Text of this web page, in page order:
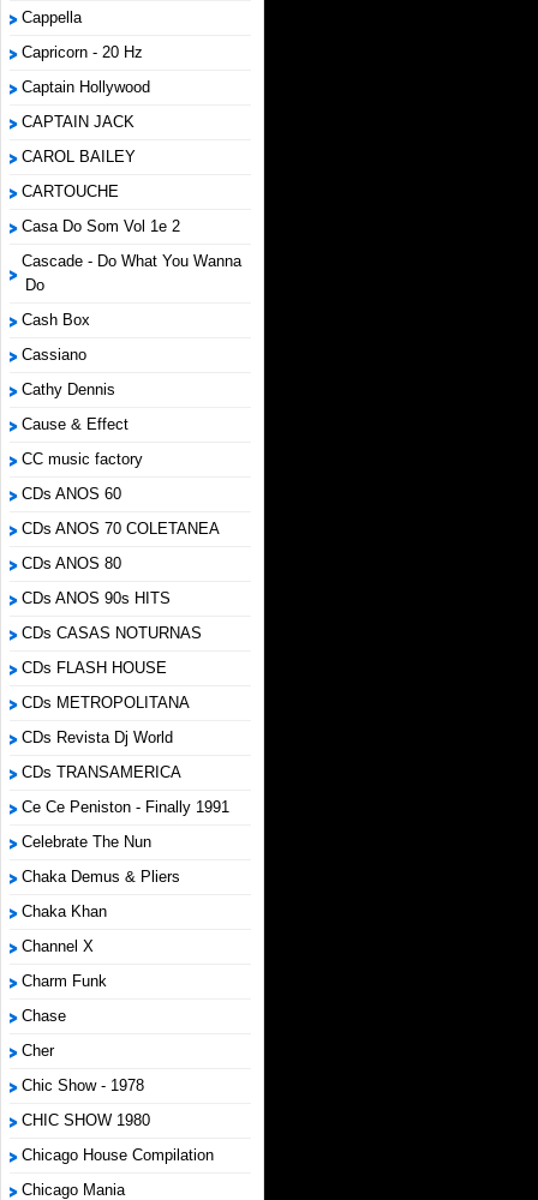
Cappella
Capricorn - 20 Hz
Captain Hollywood
CAPTAIN JACK
CAROL BAILEY
CARTOUCHE
Casa Do Som Vol 1e 2
Cascade - Do What You Wanna
Do
Cash Box
Cassiano
Cathy Dennis
Cause & Effect
CC music factory
CDs ANOS 60
CDs ANOS 70 COLETANEA
CDs ANOS 80
CDs ANOS 90s HITS
CDs CASAS NOTURNAS
CDs FLASH HOUSE
CDs METROPOLITANA
CDs Revista Dj World
CDs TRANSAMERICA
Ce Ce Peniston - Finally 1991
Celebrate The Nun
Chaka Demus & Pliers
Chaka Khan
Channel X
Charm Funk
Chase
Cher
Chic Show - 1978
CHIC SHOW 1980
Chicago House Compilation
Chicago Mania